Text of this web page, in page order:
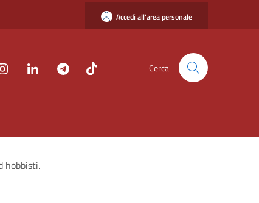
Accedi all'area personale
Cerca
hobbisti.